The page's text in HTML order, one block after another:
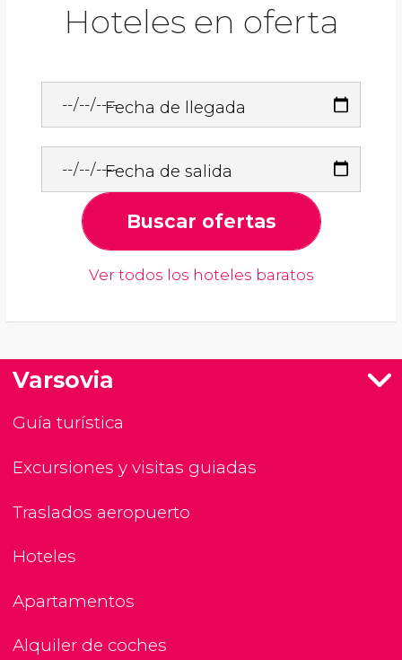
Hoteles en oferta
Fecha de llegada
Fecha de salida
Buscar ofertas
Ver todos los hoteles baratos
Varsovia
Guía turística
Excursiones y visitas guiadas
Traslados aeropuerto
Hoteles
Apartamentos
Alquiler de coches